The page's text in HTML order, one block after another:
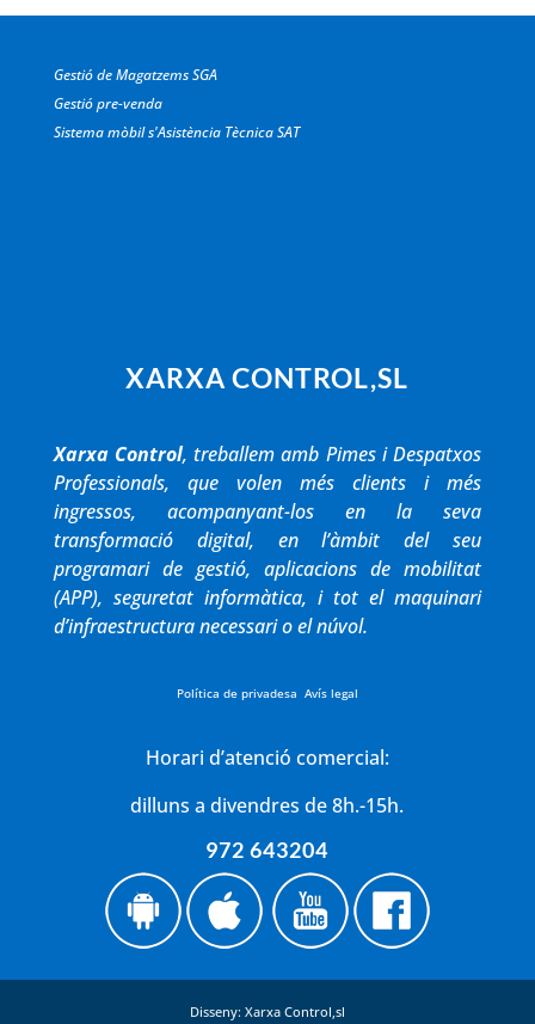
Gestió de Magatzems SGA
Gestió pre-venda
Sistema mòbil s'Asistència Tècnica SAT
XARXA CONTROL,SL
Xarxa Control, treballem amb Pimes i Despatxos
Professionals, que volen més clients i més
ingressos, acompanyant-los en la seva
transformació digital, en l’àmbit del seu
programari de gestió, aplicacions de mobilitat
(APP), seguretat informàtica, i tot el maquinari
d’infraestructura necessari o el núvol.
Política de privadesa Avís legal
Horari d’atenció comercial:
dilluns a divendres de 8h.-15h.
972 643204
Disseny: Xarxa Control,sl